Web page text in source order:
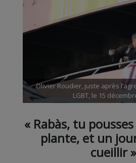
Olivier Roudier, juste après
LGBT, le 15
« Rabàs, tu
plante, et un
cueillir »